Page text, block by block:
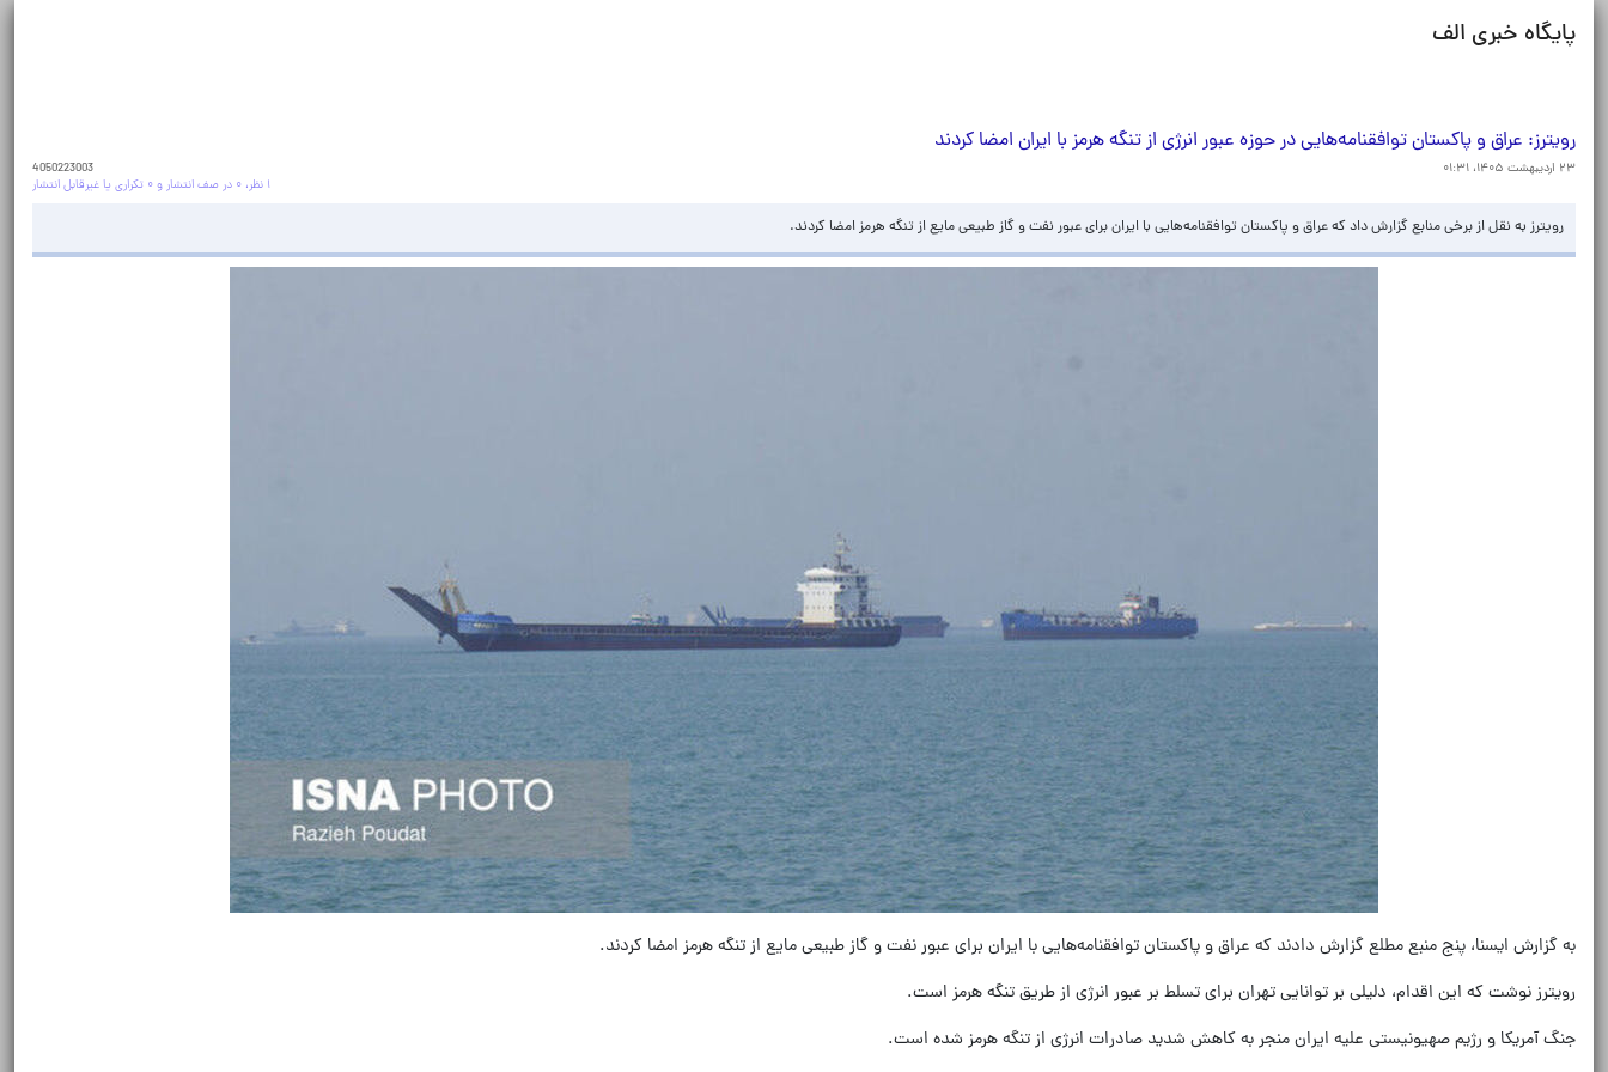
پایگاه خبری الف
رویترز: عراق و پاکستان توافقنامه‌هایی در حوزه عبور انرژی از تنگه هرمز با ایران امضا کردند
۲۳ اردیبهشت ۱۴۰۵، ۰۱:۳۱
4050223003
۱ نظر، ۰ در صف انتشار و ۰ تکراری یا غیرقابل انتشار
رویترز به نقل از برخی منابع گزارش داد که عراق و پاکستان توافقنامه‌هایی با ایران برای عبور نفت و گاز طبیعی مایع از تنگه هرمز امضا کردند.
به گزارش ایسنا، پنج منبع مطلع گزارش دادند که عراق و پاکستان توافقنامه‌هایی با ایران برای عبور نفت و گاز طبیعی مایع از تنگه هرمز امضا کردند.
رویترز نوشت که این اقدام، دلیلی بر توانایی تهران برای تسلط بر عبور انرژی از طریق تنگه هرمز است.
جنگ آمریکا و رژیم صهیونیستی علیه ایران منجر به کاهش شدید صادرات انرژی از تنگه هرمز شده است.